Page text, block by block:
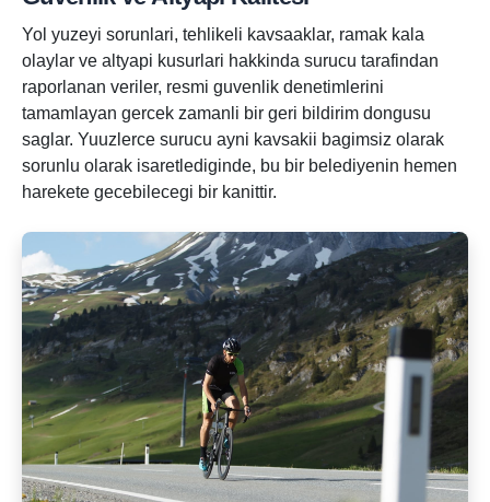
Yol yuzeyi sorunlari, tehlikeli kavsaaklar, ramak kala
olaylar ve altyapi kusurlari hakkinda surucu tarafindan
raporlanan veriler, resmi guvenlik denetimlerini
tamamlayan gercek zamanli bir geri bildirim dongusu
saglar. Yuuzlerce surucu ayni kavsakii bagimsiz olarak
sorunlu olarak isaretlediginde, bu bir belediyenin hemen
harekete gecebilecegi bir kanittir.